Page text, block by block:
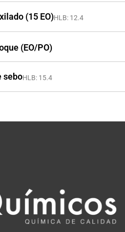
(15 EO)HLB: 12.4
(EO/PO)
seboHLB: 15.4